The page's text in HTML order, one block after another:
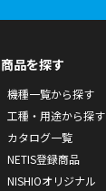
商品を探す
機種一覧から探す
工種・用途から探す
カタログ一覧
NETIS登録商品
NISHIOオリジナル